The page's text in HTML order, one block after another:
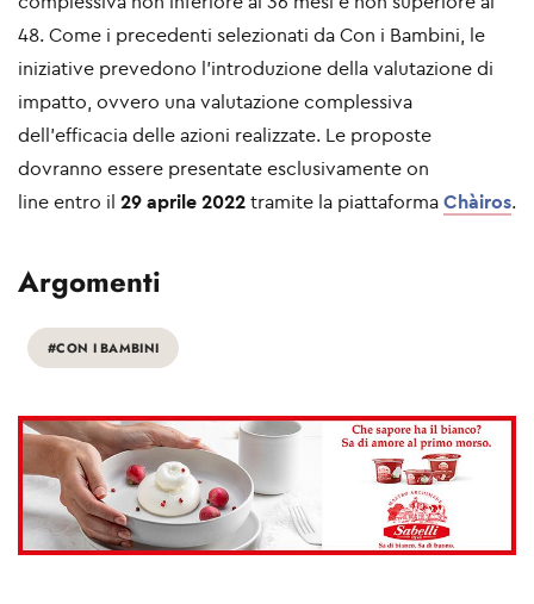
48. Come i precedenti selezionati da Con i Bambini, le
iniziative prevedono l’introduzione della valutazione di
impatto, ovvero una valutazione complessiva
dell’efficacia delle azioni realizzate. Le proposte
dovranno essere presentate esclusivamente on
line entro il 29 aprile 2022 tramite la piattaforma Chàiros.
Argomenti
#CON I BAMBINI